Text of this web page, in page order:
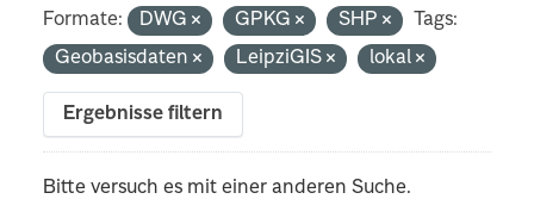
Formate: DWG GPKG SHP
Tags:
Geobasisdaten
LeipziGIS lokal
Ergebnisse filtern
Bitte versuch es mit einer anderen Suche.